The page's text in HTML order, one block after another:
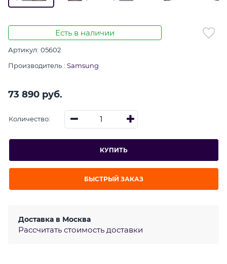
Есть в наличии
Артикул: 05602
Производитель : Samsung
73 890 руб.
Количество:
КУПИТЬ
БЫСТРЫЙ ЗАКАЗ
Доставка в Москва
Рассчитать стоимость доставки